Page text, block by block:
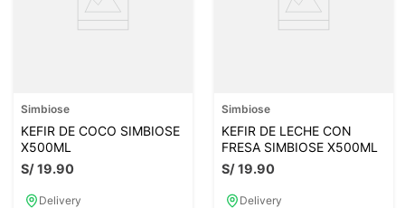
Simbiose
KEFIR DE COCO SIMBIOSE
X500ML
S/19.90
Delivery
Simbiose
KEFIR DE LECHE CON
FRESA SIMBIOSE X500ML
S/19.90
Delivery